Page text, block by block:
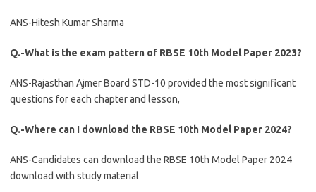
ANS-Hitesh Kumar Sharma
Q.-What is the exam pattern of RBSE 10th Model Paper 2023?
ANS-Rajasthan Ajmer Board STD-10 provided the most significant
questions for each chapter and lesson,
Q.-Where can I download the RBSE 10th Model Paper 2024?
ANS-Candidates can download the RBSE 10th Model Paper 2024
download with study material